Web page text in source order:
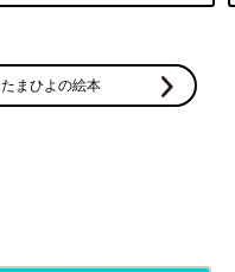
たまひよの絵本